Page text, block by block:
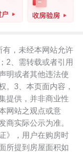
有，未经本网站允许
2、需转载或者引用
明或者其他违法使
。3、本页面内容，
提供，并非商业性
网站之观点或意
商实际公示为准。
》，用户在购房时
所提到房屋面积如